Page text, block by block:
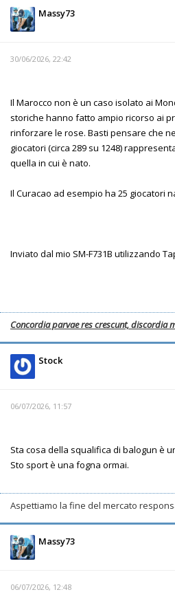
Massy73
30/06/2026, 22:42
Il Marocco non è un caso isolato ai
storiche hanno fatto ampio ricorso ai
rinforzare le rose. Basti pensare che
giocatori (circa 289 su 1248)
quella in cui è nato.
Il Curacao ad esempio ha 25 giocatori
Inviato dal mio SM-F731B utilizzando
Concordia parvae res crescunt, discordia
Stock
06/07/2026, 11:57
Sta cosa della squalifica di balogun è
Sto sport è una fogna ormai.
Aspettiamo la fine del mercato
Massy73
06/07/2026, 12:48